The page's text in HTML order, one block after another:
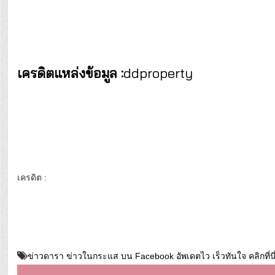
เครดิตแหล่งข้อมูล :ddproperty
เครดิต :
ข่าวดารา ข่าวในกระแส บน Facebook อัพเดตไว เร็วทันใจ คลิกที่